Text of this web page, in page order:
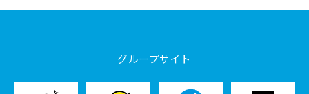
グループサイト